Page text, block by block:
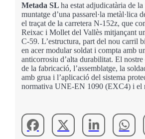
Metada SLha estat adjudicatària de
muntatge d’una passarel·la metàl·lica
el traçat de la carretera N-152z, que
Reixac i Mollet del Vallès mitjançant
C-59. L’estructura, part del nou carril
en acer modular soldat i compta amb
anticorrosiu d’alta durabilitat. El nostre
de la fabricació, l’assemblatge, la
amb grua i l’aplicació del sistema
normativa UNE-EN 1090 (EXC4) i el